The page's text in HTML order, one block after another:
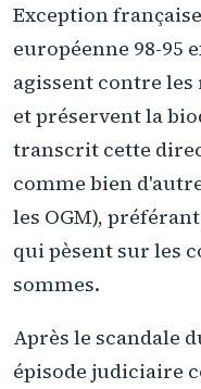
Exception
européenne 98-95
agissent contre
et préservent la
transcrit cette
comme bien
les OGM),
qui pèsent sur les
sommes.
Après le scandale
épisode judiciaire